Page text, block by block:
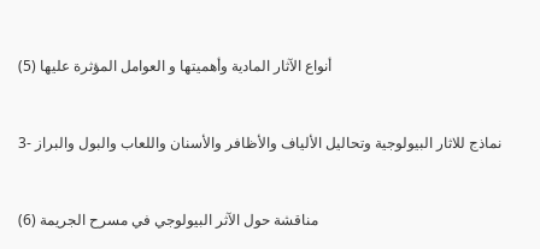
(5) أنواع الآثار المادية وأهميتها و العوامل المؤثرة عليها
3- نماذج للاثار البيولوجية وتحاليل الألياف والأظافر والأسنان واللعاب والبول والبراز
(6) مناقشة حول الآثر البيولوجي في مسرح الجريمة